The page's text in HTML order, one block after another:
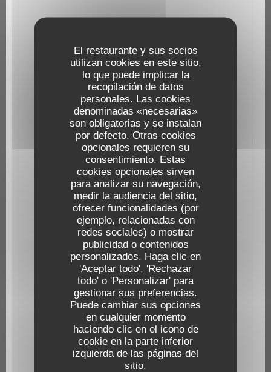
El restaurante y sus socios
utilizan cookies en este sitio,
lo que puede implicar la
recopilación de datos
personales. Las cookies
denominadas «necesarias»
son obligatorias y se instalan
por defecto. Otras cookies
opcionales requieren su
consentimiento. Estas
cookies opcionales sirven
para analizar su navegación,
medir la audiencia del sitio,
ofrecer funcionalidades (por
ejemplo, relacionadas con
redes sociales) o mostrar
publicidad o contenidos
personalizados. Haga clic en
'Aceptar todo', 'Rechazar
todo' o 'Personalizar' para
gestionar sus preferencias.
Puede cambiar sus opciones
en cualquier momento
haciendo clic en el icono de
cookie en la parte inferior
izquierda de las páginas del
sitio.
Cocina
Cocina familiar, tradicional, Italiana
Tipo de negocio
Grill, Pizzería, Cervecería
Servicios
Estacionamiento, Terraza tranquila, Terraza,
Grupos, Menus específicos
Métodos de pago
Sin contacto, Tickets restaurante, Ticket
Restaurant, Contactless Payment,
Eurocard/Mastercard, Efectivo, Visa, Vouchers de
Viaje, Cheques, Tarjeta de Crédito
Horario de apertura
Mar
12:00 - 14:00 • 19:00 - 21:45
12:00 - 14:00 19:00 - 22:00
Le Gardian